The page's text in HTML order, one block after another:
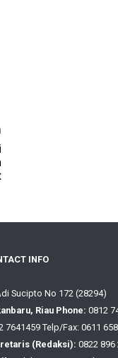
INFO
Sucipto No 172 (28294)
Riau Phone: 0812
7641459 Telp/Fax: 0611
(Redaksi): 0822 896